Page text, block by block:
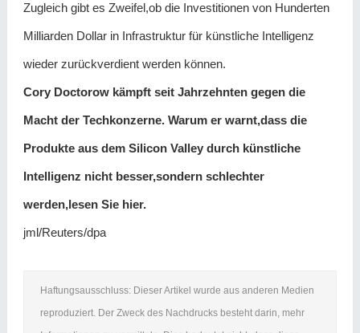
Zugleich gibt es Zweifel,ob die Investitionen von Hunderten
Milliarden Dollar in Infrastruktur für künstliche Intelligenz
wieder zurückverdient werden können.
Cory Doctorow kämpft seit Jahrzehnten gegen die
Macht der Techkonzerne. Warum er warnt,dass die
Produkte aus dem Silicon Valley durch künstliche
Intelligenz nicht besser,sondern schlechter
werden,lesen Sie hier.
jml/Reuters/dpa
Haftungsausschluss: Dieser Artikel wurde aus anderen Medien
reproduziert. Der Zweck des Nachdrucks besteht darin, mehr